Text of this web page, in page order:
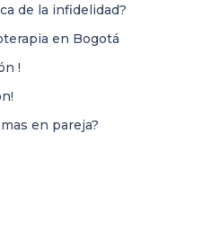
de la infidelidad?
en Bogotá
!
en pareja?